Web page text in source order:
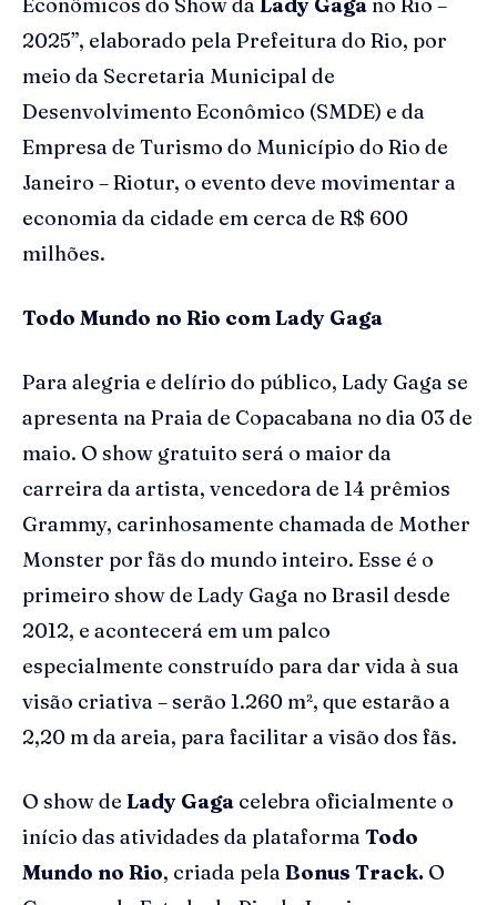
2025”, elaborado pela Prefeitura do Rio, por
meio da Secretaria Municipal de
Desenvolvimento Econômico (SMDE) e da
Empresa de Turismo do Município do Rio de
Janeiro – Riotur, o evento deve movimentar a
economia da cidade em cerca de R$ 600
milhões.
Todo Mundo no Rio com Lady Gaga
Para alegria e delírio do público, Lady Gaga se
apresenta na Praia de Copacabana no dia 03 de
maio. O show gratuito será o maior da
carreira da artista, vencedora de 14 prêmios
Grammy, carinhosamente chamada de Mother
Monster por fãs do mundo inteiro. Esse é o
primeiro show de Lady Gaga no Brasil desde
2012, e acontecerá em um palco
especialmente construído para dar vida à sua
visão criativa – serão 1.260 m², que estarão a
2,20 m da areia, para facilitar a visão dos fãs.
O show de Lady Gaga celebra oficialmente o
início das atividades da plataforma Todo
Mundo no Rio, criada pela Bonus Track. O